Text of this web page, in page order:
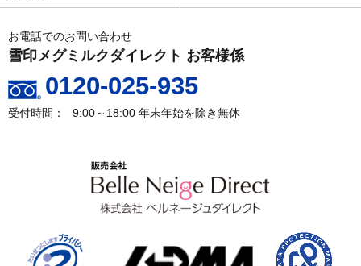
お電話でのお問い合わせ
雪印メグミルクダイレクト お客様係
0120-025-935
9:00～18:00 年末年始を除き無休